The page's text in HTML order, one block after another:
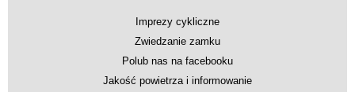
Imprezy cykliczne
Zwiedzanie zamku
Polub nas na facebooku
Jakość powietrza i informowanie